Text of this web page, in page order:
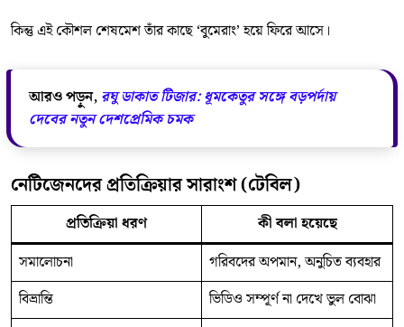
কিন্তু এই কৌশল শেষমেশ তাঁর কাছে ‘বুমেরাং’ হয়ে ফিরে আসে।
আরও পড়ুন, রঘু ডাকাত টিজার: ধূমকেতুর সঙ্গে বড়পর্দায়
দেবের নতুন দেশপ্রেমিক চমক
নেটিজেনদের প্রতিক্রিয়ার সারাংশ (টেবিল)
প্রতিক্রিয়া ধরণ
কী বলা হয়েছে
সমালোচনা
গরিবদের অপমান, অনুচিত ব্যবহার
বিভ্রান্তি
ভিডিও সম্পূর্ণ না দেখে ভুল বোঝা